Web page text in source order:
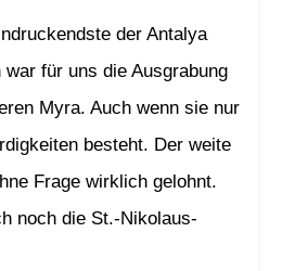
der Antalya
für uns die Ausgrabung
Myra. Auch wenn sie nur
besteht. Der weite
Frage wirklich gelohnt.
noch die St.-Nikolaus-